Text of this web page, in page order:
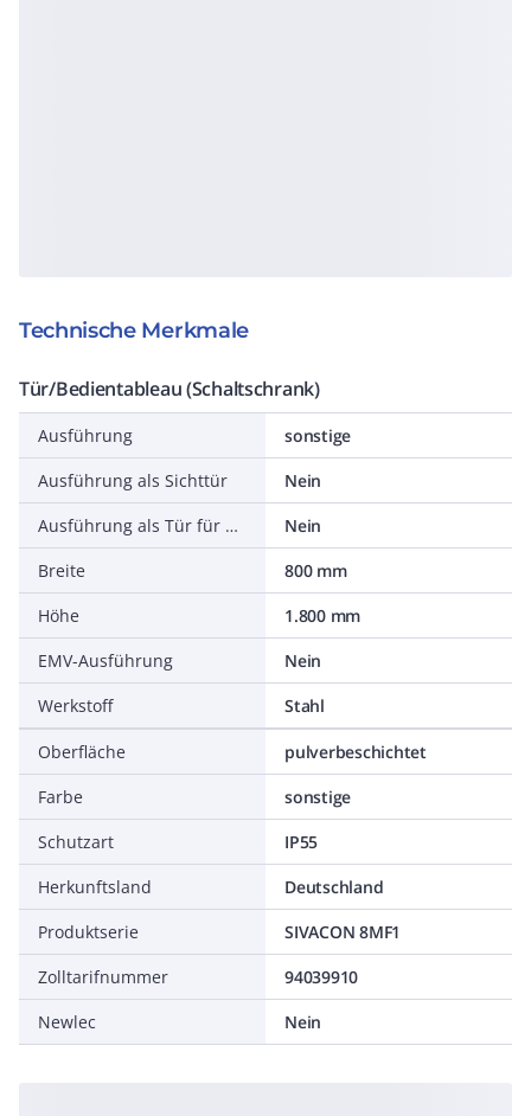
Technische Merkmale
Tür/Bedientableau (Schaltschrank)
Ausführung
sonstige
Ausführung als Sichttür
Nein
Ausführung als Tür für Trennschalterverriegelung
Nein
Breite
800 mm
Höhe
1.800 mm
EMV-Ausführung
Nein
Werkstoff
Stahl
Oberfläche
pulverbeschichtet
Farbe
sonstige
Schutzart
IP55
Herkunftsland
Deutschland
Produktserie
SIVACON 8MF1
Zolltarifnummer
94039910
Newlec
Nein